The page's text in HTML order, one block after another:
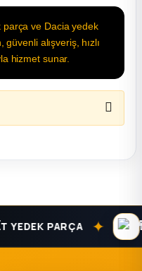
ve Dacia yedek
alışveriş, hızlı
hizmet sunar.
PARÇA ✦